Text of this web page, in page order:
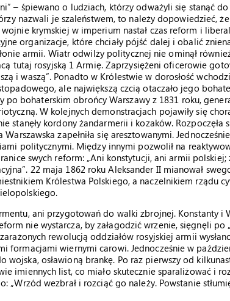
– śpiewano o ludziach, którzy odważyli się stanąć
nazwali je szaleństwem, to należy dopowiedzieć,
krymskiej w imperium nastał czas reform i
organizacje, które chciały pójść dalej i obalić
armii. Wiatr odwilży politycznej nie ominął
tutaj rosyjską 1 Armię. Zaprzysiężeni oficerowie
i waszą”. Ponadto w Królestwie w dorosłość
ale największą czcią otaczało jego
bohaterskim obrońcy Warszawy z 1831 roku,
W kolejnych demonstracjach pojawiły się
stanęły kordony żandarmerii i kozaków. Rozpoczęła
zapełniła się aresztowanymi.
politycznymi. Między innymi pozwolił na
swych reform: „Ani konstytucji, ani armii polskiej;
22 maja 1862 roku Aleksander II mianował
Królestwa Polskiego, a naczelnikiem rządu
ani przygotowań do walki zbrojnej. Konstanty i
nie wystarcza, by załagodzić wrzenie, sięgnęli po
rewolucją oddziałów rosyjskiej armii
formacjami wiernymi carowi. Jednocześnie w
osławioną brankę. Po raz pierwszy od
imiennych list, co miało skutecznie sparaliżować i
„Wrzód wezbrał i rozciąć go należy. Powstanie